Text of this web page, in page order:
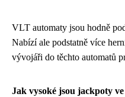
VLT automaty jsou hodně
Nabízí ale podstatně více
vývojáři do těchto automatů
Jak vysoké jsou jackpoty ve